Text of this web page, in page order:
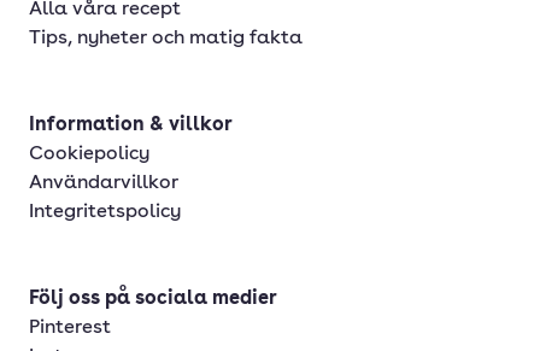
Alla våra recept
Tips, nyheter och matig fakta
Information & villkor
Cookiepolicy
Användarvillkor
Integritetspolicy
Följ oss på sociala medier
Pinterest